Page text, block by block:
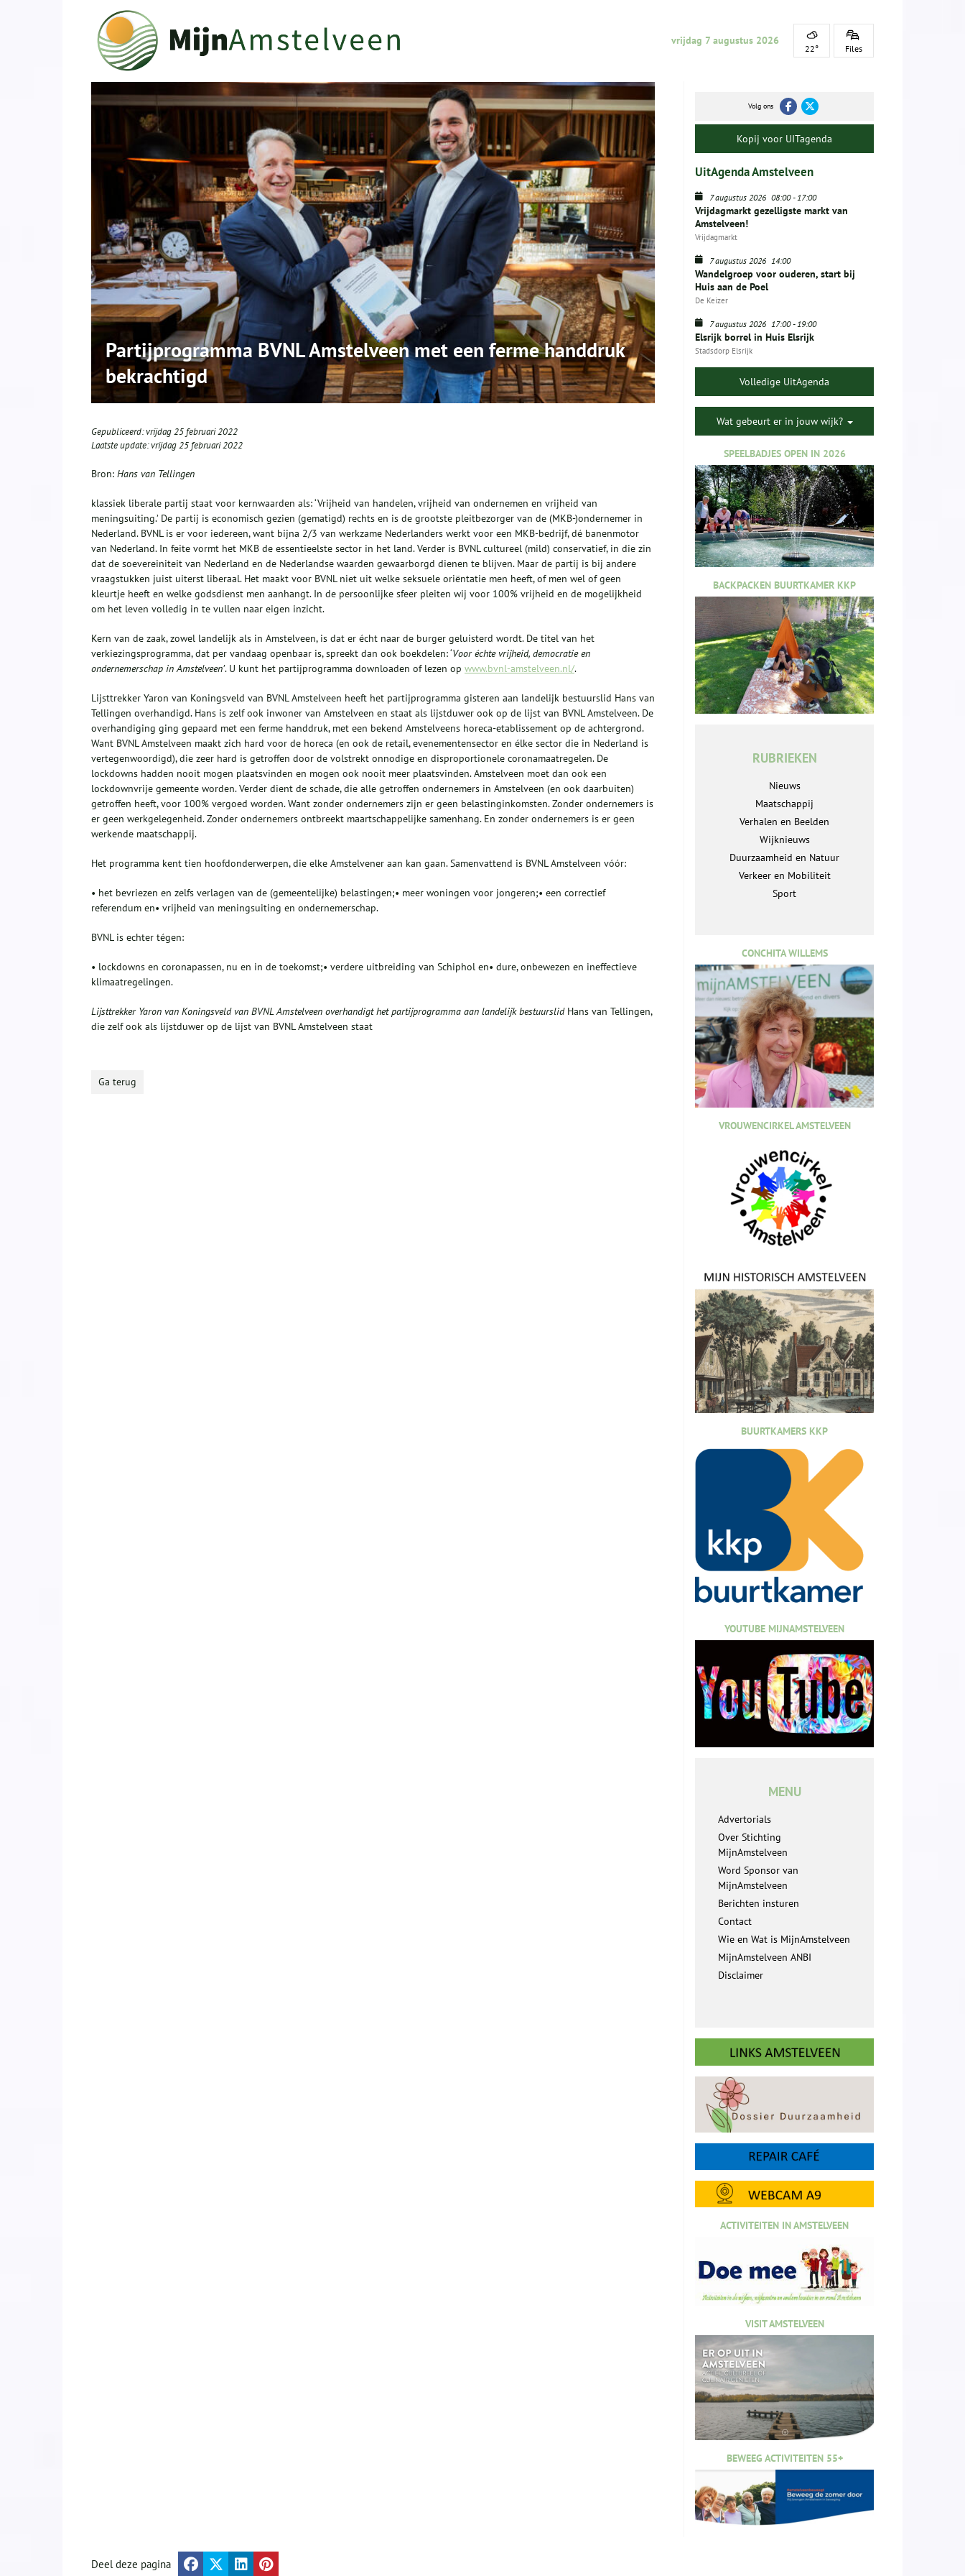
vrijdag 7 augustus 2026
22° Files
Partijprogramma BVNL Amstelveen met een ferme handdruk
bekrachtigd
Gepubliceerd:vrijdag 25 februari 2022
Laatste update:vrijdag 25 februari 2022
Bron: Hans van Tellingen
klassiek liberale partij staat voor kernwaarden als: ‘Vrijheid van handelen, vrijheid van ondernemen en vrijheid van
meningsuiting.’ De partij is economisch gezien (gematigd) rechts en is de grootste pleitbezorger van de (MKB-)ondernemer in
Nederland. BVNL is er voor iedereen, want bijna 2/3 van werkzame Nederlanders werkt voor een MKB-bedrijf, dé banenmotor
van Nederland. In feite vormt het MKB de essentieelste sector in het land. Verder is BVNL cultureel (mild) conservatief, in die zin
dat de soevereiniteit van Nederland en de Nederlandse waarden gewaarborgd dienen te blijven. Maar de partij is bij andere
vraagstukken juist uiterst liberaal. Het maakt voor BVNL niet uit welke seksuele oriëntatie men heeft, of men wel of geen
kleurtje heeft en welke godsdienst men aanhangt. In de persoonlijke sfeer pleiten wij voor 100% vrijheid en de mogelijkheid
om het leven volledig in te vullen naar eigen inzicht.
Kern van de zaak, zowel landelijk als in Amstelveen, is dat er écht naar de burger geluisterd wordt. De titel van het
verkiezingsprogramma, dat per vandaag openbaar is, spreekt dan ook boekdelen: ‘Voor échte vrijheid, democratie en
ondernemerschap in Amstelveen’. U kunt het partijprogramma downloaden of lezen op www.bvnl-amstelveen.nl/.
Lijsttrekker Yaron van Koningsveld van BVNL Amstelveen heeft het partijprogramma gisteren aan landelijk bestuurslid Hans van
Tellingen overhandigd. Hans is zelf ook inwoner van Amstelveen en staat als lijstduwer ook op de lijst van BVNL Amstelveen. De
overhandiging ging gepaard met een ferme handdruk, met een bekend Amstelveens horeca-etablissement op de achtergrond.
Want BVNL Amstelveen maakt zich hard voor de horeca (en ook de retail, evenementensector en élke sector die in Nederland is
vertegenwoordigd), die zeer hard is getroffen door de volstrekt onnodige en disproportionele coronamaatregelen. De
lockdowns hadden nooit mogen plaatsvinden en mogen ook nooit meer plaatsvinden. Amstelveen moet dan ook een
lockdownvrije gemeente worden. Verder dient de schade, die alle getroffen ondernemers in Amstelveen (en ook daarbuiten)
getroffen heeft, voor 100% vergoed worden. Want zonder ondernemers zijn er geen belastinginkomsten. Zonder ondernemers is
er geen werkgelegenheid. Zonder ondernemers ontbreekt maartschappelijke samenhang. En zonder ondernemers is er geen
werkende maatschappij.
Het programma kent tien hoofdonderwerpen, die elke Amstelvener aan kan gaan. Samenvattend is BVNL Amstelveen vóór:
• het bevriezen en zelfs verlagen van de (gemeentelijke) belastingen;• meer woningen voor jongeren;• een correctief
referendum en• vrijheid van meningsuiting en ondernemerschap.
BVNL is echter tégen:
• lockdowns en coronapassen, nu en in de toekomst;• verdere uitbreiding van Schiphol en• dure, onbewezen en ineffectieve
klimaatregelingen.
Lijsttrekker Yaron van Koningsveld van BVNL Amstelveen overhandigt het partijprogramma aan landelijkbestuurslidHans van Tellingen,
die zelf ook als lijstduwer op de lijst van BVNL Amstelveen staat
Ga terug
Volg ons
Kopij voor UITagenda
UitAgenda Amstelveen
7 augustus 2026 08:00-17:00
Vrijdagmarkt gezelligste markt van
Amstelveen!
Vrijdagmarkt
7 augustus 2026 14:00
Wandelgroep voor ouderen, start bij
Huis aan de Poel
De Keizer
7 augustus 2026 17:00-19:00
Elsrijk borrel in Huis Elsrijk
Stadsdorp Elsrijk
Volledige UitAgenda
Wat gebeurt er in jouw wijk?
SPEELBADJES OPEN IN 2026
BACKPACKEN BUURTKAMER KKP
RUBRIEKEN
Nieuws
Maatschappij
Verhalen en Beelden
Wijknieuws
Duurzaamheid en Natuur
Verkeer en Mobiliteit
Sport
CONCHITA WILLEMS
VROUWENCIRKEL AMSTELVEEN
BUURTKAMERS KKP
YOUTUBE MIJNAMSTELVEEN
MENU
Advertorials
Over Stichting
MijnAmstelveen
Word Sponsor van
MijnAmstelveen
Berichten insturen
Contact
Wie en Wat is MijnAmstelveen
MijnAmstelveen ANBI
Disclaimer
ACTIVITEITEN IN AMSTELVEEN
VISIT AMSTELVEEN
BEWEEG ACTIVITEITEN 55+
Deel deze pagina